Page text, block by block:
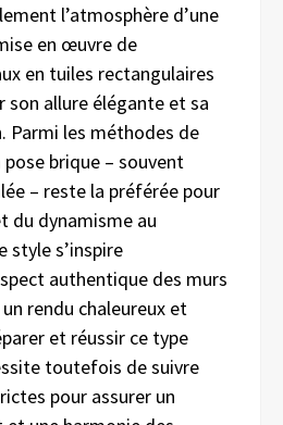
l’atmosphère d’une
en œuvre de
en tuiles rectangulaires
allure élégante et sa
Parmi les méthodes de
brique – souvent
– reste la préférée pour
du dynamisme au
style s’inspire
authentique des murs
rendu chaleureux et
et réussir ce type
toutefois de suivre
pour assurer un